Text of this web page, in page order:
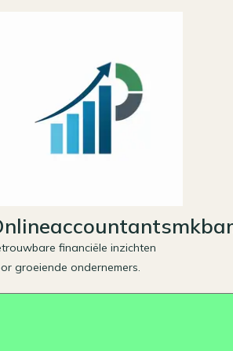
financiële inzichten
groeiende ondernemers.